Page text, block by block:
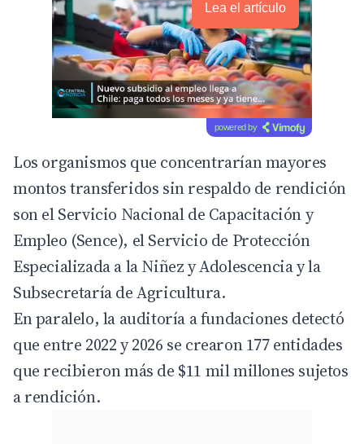
Lea el artículo
powered by
Los organismos que concentrarían mayores
montos transferidos sin respaldo de rendición
son el Servicio Nacional de Capacitación y
Empleo (Sence), el Servicio de Protección
Especializada a la Niñez y Adolescencia y la
Subsecretaría de Agricultura.
En paralelo, la auditoría a fundaciones detectó
que entre 2022 y 2026 se crearon 177 entidades
que recibieron más de $11 mil millones sujetos
a rendición.